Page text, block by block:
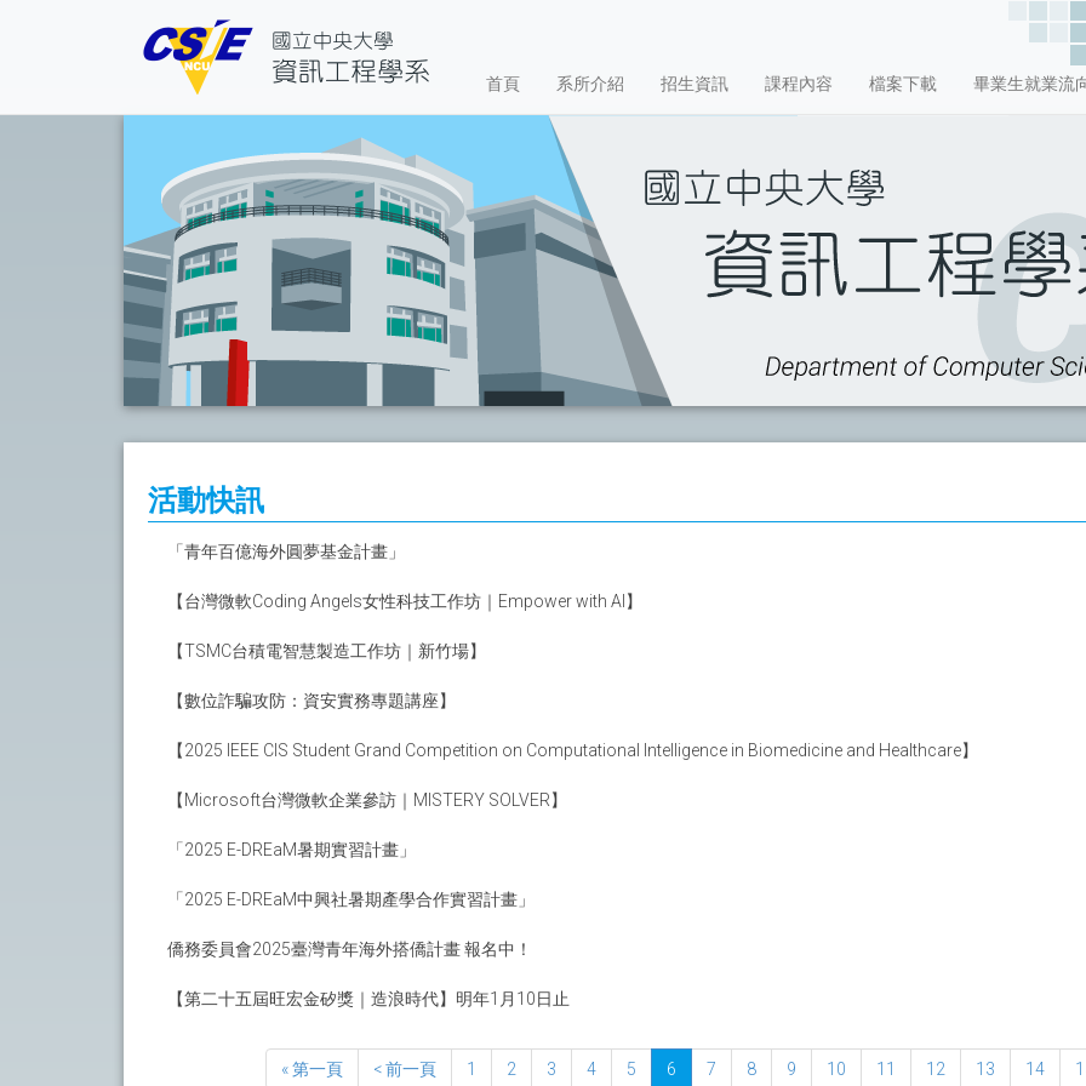
首頁 系所介紹 招生資訊 課程內容 檔案下載 畢業生就業流
活動快訊
「青年百億海外圓夢基金計畫」
【台灣微軟Coding Angels女性科技工作坊｜Empower with AI】
【TSMC台積電智慧製造工作坊｜新竹場】
【數位詐騙攻防：資安實務專題講座】
【2025 IEEE CIS Student Grand Competition on Computational Intelligence in Biomedicine and Healthcare】
【Microsoft台灣微軟企業參訪｜MISTERY SOLVER】
「2025 E-DREaM暑期實習計畫」
「2025 E-DREaM中興社暑期產學合作實習計畫」
僑務委員會2025臺灣青年海外搭僑計畫 報名中！
【第二十五屆旺宏金矽獎｜造浪時代】明年1月10日止
« 第一頁 < 前一頁 1 2 3 4 5 6 7 8 9 10 11 12 13 14